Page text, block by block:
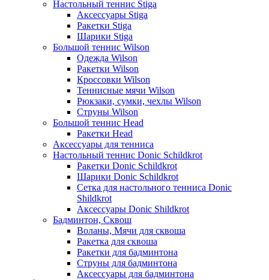
Настольный теннис Stiga
Аксессуары Stiga
Ракетки Stiga
Шарики Stiga
Большой теннис Wilson
Одежда Wilson
Ракетки Wilson
Кроссовки Wilson
Теннисные мячи Wilson
Рюкзаки, сумки, чехлы Wilson
Струны Wilson
Большой теннис Head
Ракетки Head
Аксессуары для тенниса
Настольный теннис Donic Schildkrot
Ракетки Donic Schildkrot
Шарики Donic Schildkrot
Сетка для настольного тенниса Donic
Shildkrot
Аксессуары Donic Shildkrot
Бадминтон, Сквош
Воланы, Мячи для сквоша
Ракетка для сквоша
Ракетки для бадминтона
Струны для бадминтона
Аксессуары для бадминтона